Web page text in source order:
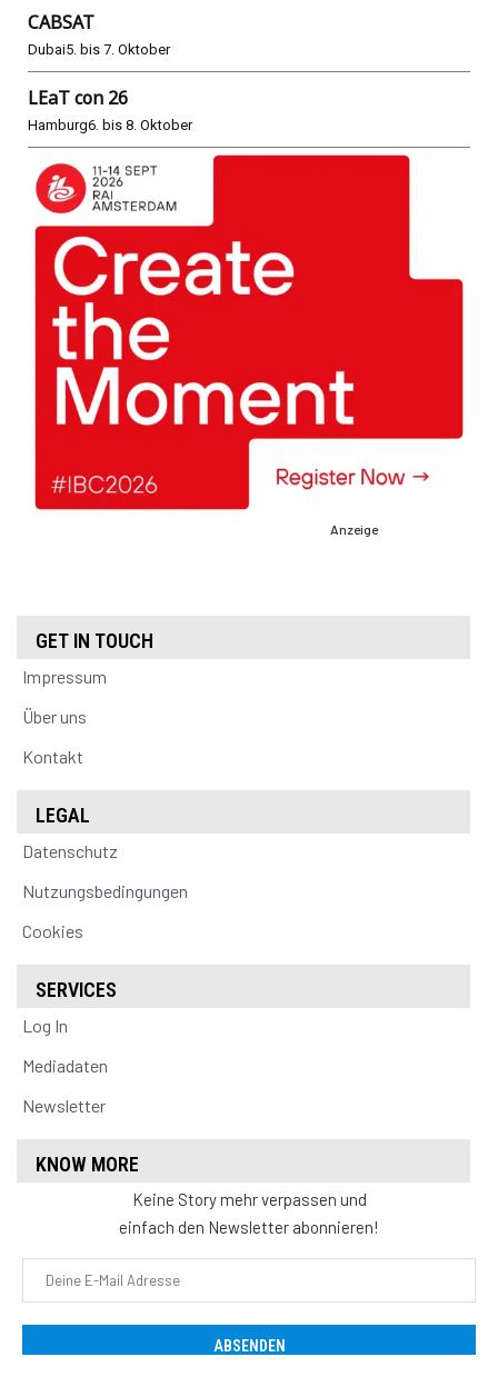
CABSAT
Dubai5. bis 7. Oktober
LEaT con 26
Hamburg6. bis 8. Oktober
Anzeige
GET IN TOUCH
Impressum
Über uns
Kontakt
LEGAL
Datenschutz
Nutzungsbedingungen
Cookies
SERVICES
Log In
Mediadaten
Newsletter
KNOW MORE
Keine Story mehr verpassen und
einfach den Newsletter abonnieren!